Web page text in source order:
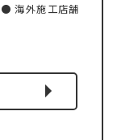
海外施工店舗